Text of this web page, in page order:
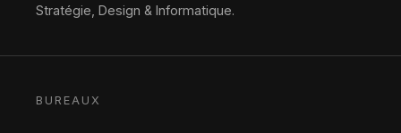
Stratégie, Design & Informatique.
BUREAUX